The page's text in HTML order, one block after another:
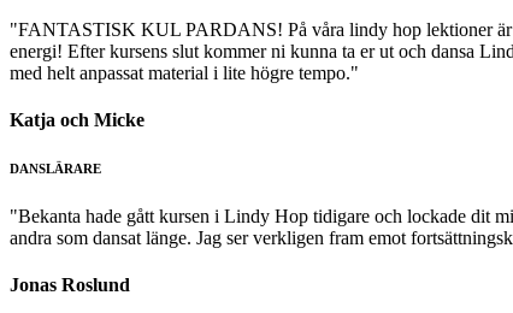
"FANTASTISK KUL PARDANS! På våra lindy hop lektioner är
energi! Efter kursens slut kommer ni kunna ta er ut och dansa
med helt anpassat material i lite högre tempo."
Katja och Micke
DANSLÄRARE
"Bekanta hade gått kursen i Lindy Hop tidigare och lockade dit
andra som dansat länge. Jag ser verkligen fram emot
Jonas Roslund